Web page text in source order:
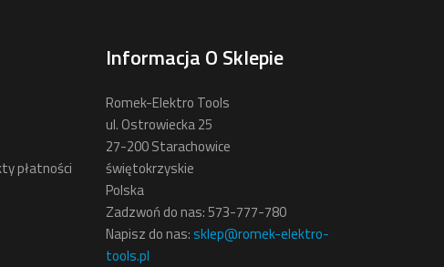
płatności
Informacja O Sklepie
Romek-Elektro Tools
ul. Ostrowiecka 25
27-200 Starachowice
świętokrzyskie
Polska
Zadzwoń do nas: 573-777-780
Napisz do nas: sklep@romek-elektro-
tools.pl